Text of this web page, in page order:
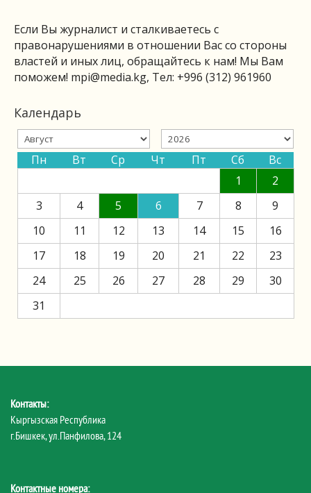
Если Вы журналист и сталкиваетесь с
правонарушениями в отношении Вас со стороны
властей и иных лиц, обращайтесь к нам! Мы Вам
поможем! mpi@media.kg, Тел: +996 (312) 961960
Календарь
Пн Вт Ср Чт Пт Сб
Вс
1
2
3
4 5 6 7 8
9
10
11 12 13 14 15
16
17
18 19 20 21 22
23
24
25 26 27 28 29
30
31
Контакты:
Кыргызская Республика
г.Бишкек, ул.Панфилова, 124
Контактные номера: